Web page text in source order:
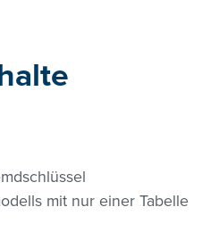
mit nur einer Tabelle